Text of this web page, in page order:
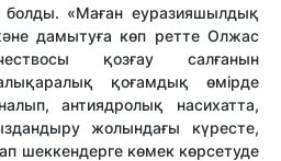
болды. «Маған еуразияшылдық
дамытуға көп ретте Олжас
қозғау салғанын
қоғамдық өмірде
антиядролық насихатта,
жолындағы күресте,
шеккендерге көмек көрсетуде